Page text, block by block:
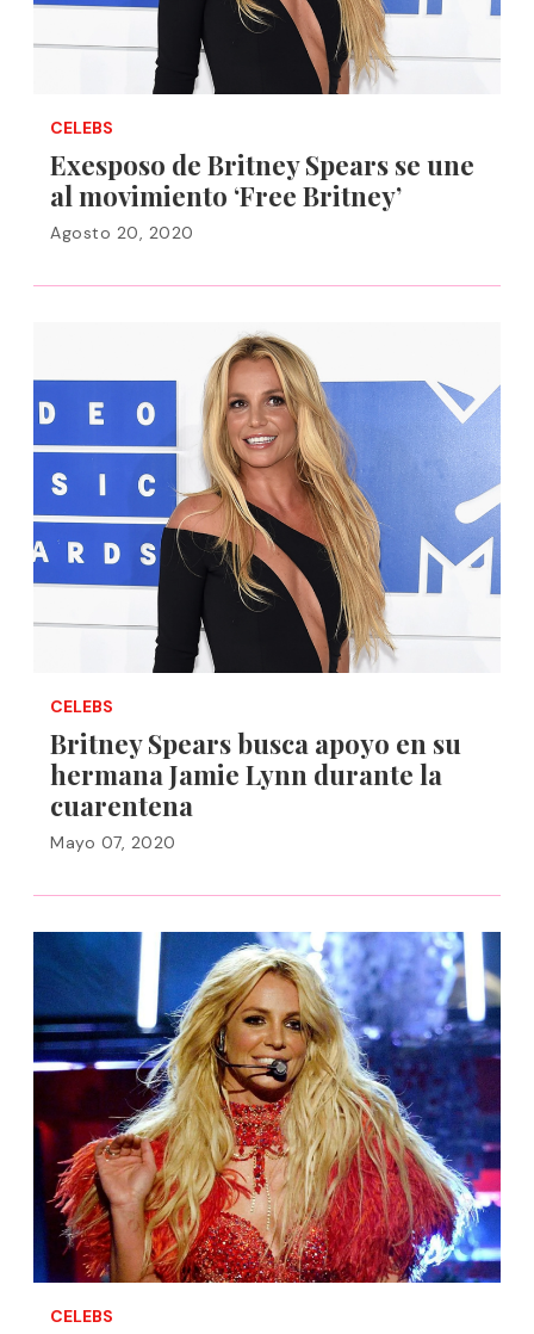
CELEBS
Exesposo de Britney Spears se une
al movimiento ‘Free Britney’
Agosto 20, 2020
CELEBS
Britney Spears busca apoyo en su
hermana Jamie Lynn durante la
cuarentena
Mayo 07, 2020
CELEBS